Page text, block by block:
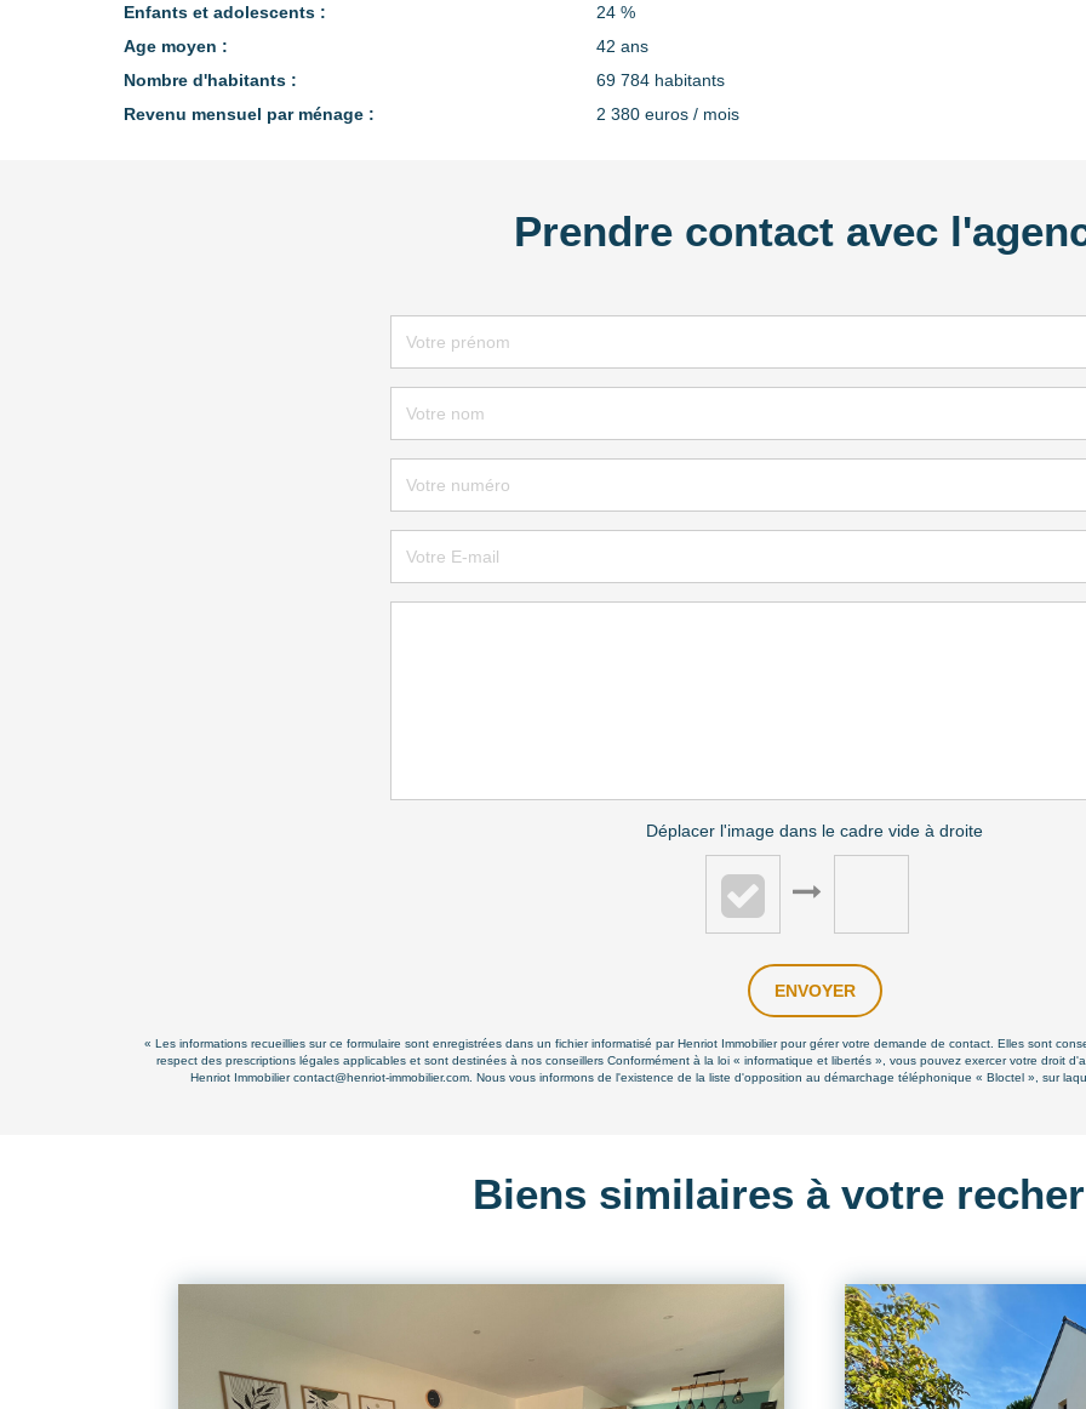
Enfants et adolescents :
24 %
Age moyen :
42 ans
Nombre d'habitants :
69 784 habitants
Revenu mensuel par ménage :
2 380 euros / mois
Prendre contact avec
Déplacer l'image dans le cadre vide à droite
ENVOYER
« Les informations recueillies sur ce formulaire sont enregistrées dans un fichier informatisé par Henriot Immobilier pour gérer votre demande de contact. Elles sont
respect des prescriptions légales applicables et sont destinées à nos conseillers Conformément à la loi « informatique et libertés », vous pouvez exercer votre droit
Henriot Immobilier contact@henriot-immobilier.com. Nous vous informons de l'existence de la liste d'opposition au démarchage téléphonique « Bloctel », sur
Biens similaires à votre
BEAUX VOLUMES